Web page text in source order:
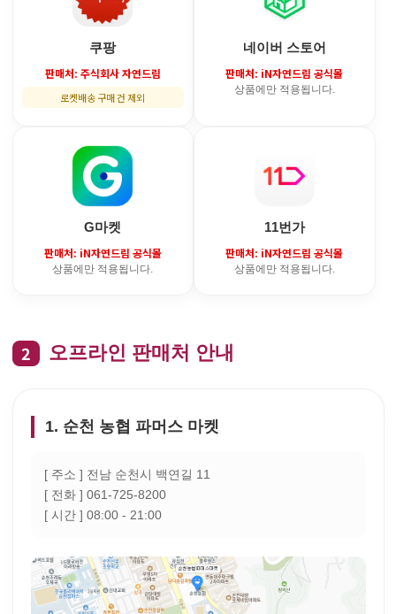
쿠팡
판매처: 주식회사 자연드림
로켓배송 구매 건 제외
네이버 스토어
판매처: iN자연드림 공식몰
상품에만 적용됩니다.
G마켓
판매처: iN자연드림 공식몰
상품에만 적용됩니다.
11번가
판매처: iN자연드림 공식몰
상품에만 적용됩니다.
2 오프라인 판매처 안내
1. 순천 농협 파머스 마켓
[ 주소 ] 전남 순천시 백연길 11
[ 전화 ] 061-725-8200
[ 시간 ] 08:00 - 21:00